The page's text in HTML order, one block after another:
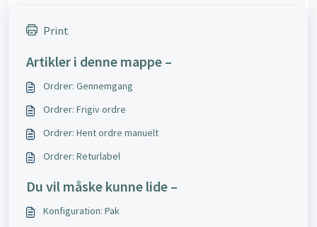
Print
Artikler i denne mappe –
Ordrer: Gennemgang
Ordrer: Frigiv ordre
Ordrer: Hent ordre manuelt
Ordrer: Returlabel
Du vil måske kunne lide –
Konfiguration: Pak